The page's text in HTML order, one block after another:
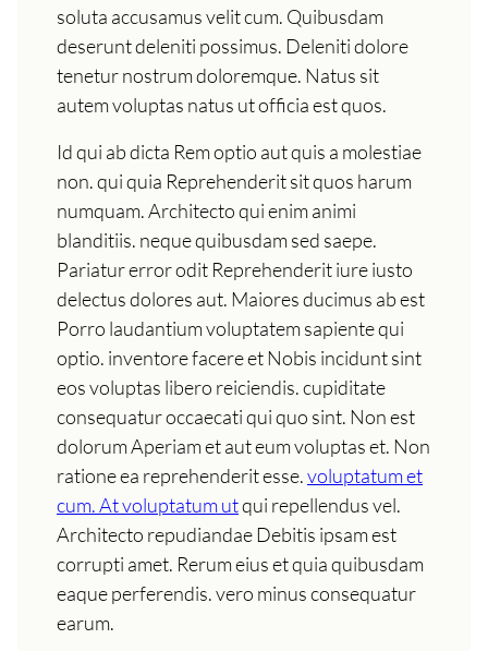
soluta accusamus velit cum. Quibusdam
deserunt deleniti possimus. Deleniti dolore
tenetur nostrum doloremque. Natus sit
autem voluptas natus ut officia est quos.
Id qui ab dicta Rem optio aut quis a molestiae
non. qui quia Reprehenderit sit quos harum
numquam. Architecto qui enim animi
blanditiis. neque quibusdam sed saepe.
Pariatur error odit Reprehenderit iure iusto
delectus dolores aut. Maiores ducimus ab est
Porro laudantium voluptatem sapiente qui
optio. inventore facere et Nobis incidunt sint
eos voluptas libero reiciendis. cupiditate
consequatur occaecati qui quo sint. Non est
dolorum Aperiam et aut eum voluptas et. Non
ratione ea reprehenderit esse.voluptatum et
cum. At voluptatum utqui repellendus vel.
Architecto repudiandae Debitis ipsam est
corrupti amet. Rerum eius et quia quibusdam
eaque perferendis. vero minus consequatur
earum.